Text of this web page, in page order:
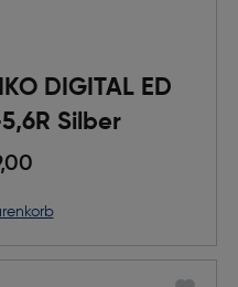
DIGITAL ED
Silber